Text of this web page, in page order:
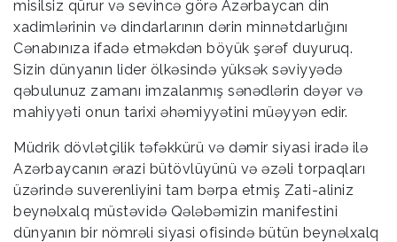
misilsiz qürur və sevincə görə Azərbaycan din
xadimlərinin və dindarlarının dərin minnətdarlığını
Cənabınıza ifadə etməkdən böyük şərəf duyuruq.
Sizin dünyanın lider ölkəsində yüksək səviyyədə
qəbulunuz zamanı imzalanmış sənədlərin dəyər və
mahiyyəti onun tarixi əhəmiyyətini müəyyən edir.
Müdrik dövlətçilik təfəkkürü və dəmir siyasi iradə ilə
Azərbaycanın ərazi bütövlüyünü və əzəli torpaqları
üzərində suverenliyini tam bərpa etmiş Zati-aliniz
beynəlxalq müstəvidə Qələbəmizin manifestini
dünyanın bir nömrəli siyasi ofisində bütün beynəlxalq